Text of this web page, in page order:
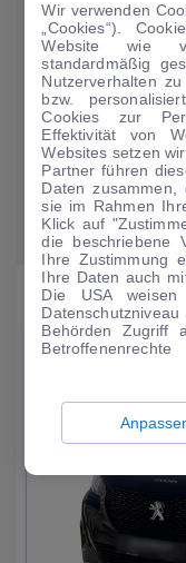
Auf auto.de finden Sie
gibt es auch als
können den täglichen
abonnieren
Wir verwenden
„Cookies“).
Website wie
standardmäßig
Nutzerverhalten
bzw.
Cookies zur
Effektivität von
Websites setzen
Partner führen
Daten
sie im Rahmen
Klick auf
die beschriebene
Ihre Zustimmung
Ihre Daten auch
Die USA
Behörden Zugriff
anpassen. Dies
Cookie-Richtlinie
Sie in unserer